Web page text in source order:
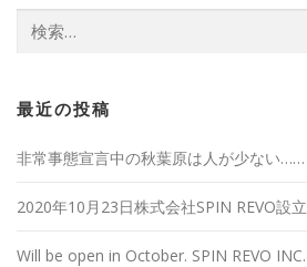
索:
最近の投稿
非常事態宣言中の秋葉原は人が少ない……
2020年10月23日株式会社SPIN REVO設立
Will be open in October. SPIN REVO INC.